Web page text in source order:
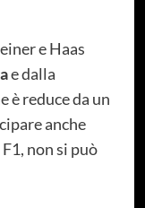
e Haas
e dalla
reduce da un
anche
non si può